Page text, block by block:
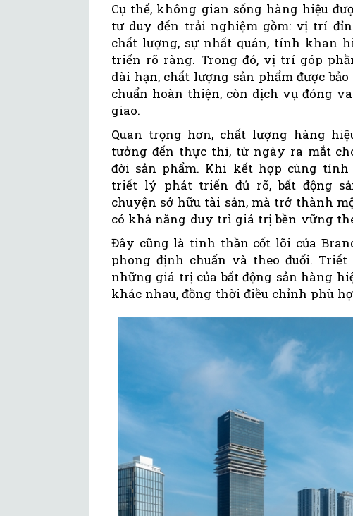
Cụ thể, không gian sống hàng hiệu
tư duy đến trải nghiệm gồm: vị trí
chất lượng, sự nhất quán, tính khan
triển rõ ràng. Trong đó, vị trí góp
dài hạn, chất lượng sản phẩm được
chuẩn hoàn thiện, còn dịch vụ đóng
giao.
Quan trọng hơn, chất lượng hàng
tưởng đến thực thi, từ ngày ra mắt
đời sản phẩm. Khi kết hợp cùng
triết lý phát triển đủ rõ, bất động
chuyện sở hữu tài sản, mà trở thành
có khả năng duy trì giá trị bền vững
Đây cũng là tinh thần cốt lõi của
phong định chuẩn và theo đuổi.
những giá trị của bất động sản hàng
khác nhau, đồng thời điều chỉnh phù